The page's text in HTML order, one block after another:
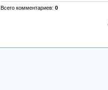
Всего комментариев: 0